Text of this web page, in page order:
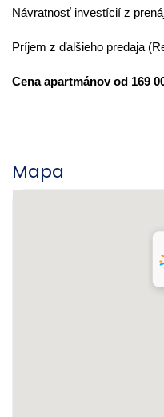
Návratnosť investícií z
Príjem z ďalšieho predaja
Cena apartmánov od 169
Mapa